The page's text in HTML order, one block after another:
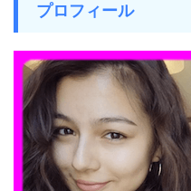
プロフィール